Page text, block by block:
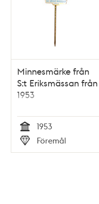
Minnesmärke från
S:t Eriksmässan från
1953
Tid
1953
Typ
Föremål